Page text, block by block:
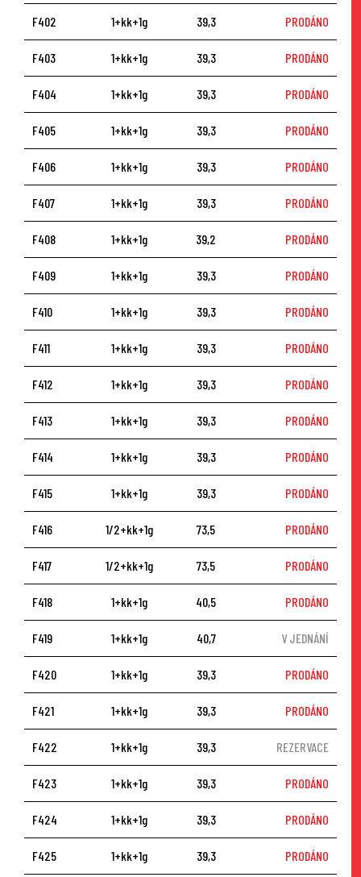
F402 1+kk+1g 39,3 PRODÁNO
F403 1+kk+1g 39,3 PRODÁNO
F404 1+kk+1g 39,3 PRODÁNO
F405 1+kk+1g 39,3 PRODÁNO
F406 1+kk+1g 39,3 PRODÁNO
F407 1+kk+1g 39,3 PRODÁNO
F408 1+kk+1g 39,2 PRODÁNO
F409 1+kk+1g 39,3 PRODÁNO
F410 1+kk+1g 39,3 PRODÁNO
F411 1+kk+1g 39,3 PRODÁNO
F412 1+kk+1g 39,3 PRODÁNO
F413 1+kk+1g 39,3 PRODÁNO
F414 1+kk+1g 39,3 PRODÁNO
F415 1+kk+1g 39,3 PRODÁNO
F416 1/2+kk+1g 73,5 PRODÁNO
F417 1/2+kk+1g 73,5 PRODÁNO
F418 1+kk+1g 40,5 PRODÁNO
F419 1+kk+1g 40,7 V JEDNÁNÍ
F420 1+kk+1g 39,3 PRODÁNO
F421 1+kk+1g 39,3 PRODÁNO
F422 1+kk+1g 39,3 REZERVACE
F423 1+kk+1g 39,3 PRODÁNO
F424 1+kk+1g 39,3 PRODÁNO
F425 1+kk+1g 39,3 PRODÁNO